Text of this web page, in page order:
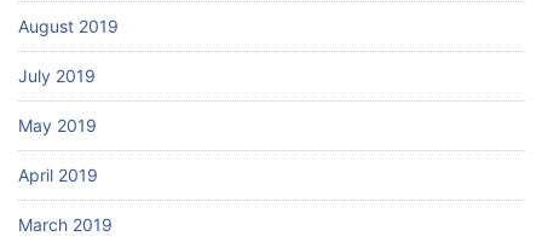
August 2019
July 2019
May 2019
April 2019
March 2019